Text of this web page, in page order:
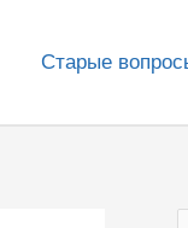
Старые